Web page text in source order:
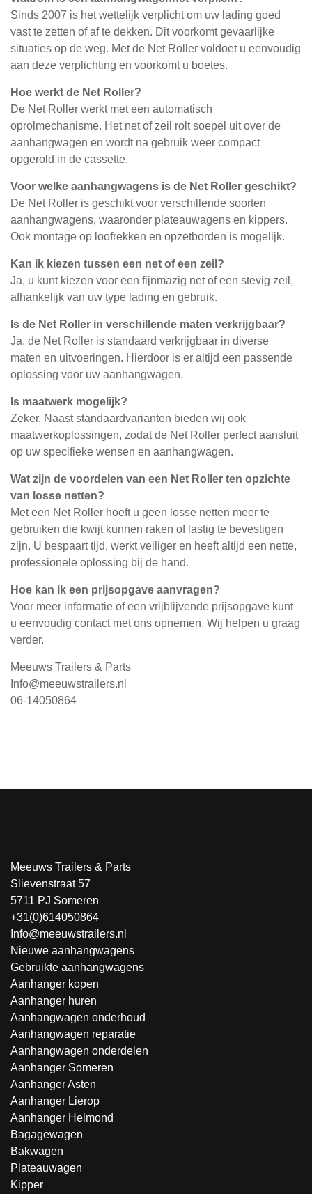
Sinds 2007 is het wettelijk verplicht om uw lading goed
vast te zetten of af te dekken. Dit voorkomt gevaarlijke
situaties op de weg. Met de Net Roller voldoet u eenvoudig
aan deze verplichting en voorkomt u boetes.
Hoe werkt de Net Roller?
De Net Roller werkt met een automatisch
oprolmechanisme. Het net of zeil rolt soepel uit over de
aanhangwagen en wordt na gebruik weer compact
opgerold in de cassette.
Voor welke aanhangwagens is de Net Roller geschikt?
De Net Roller is geschikt voor verschillende soorten
aanhangwagens, waaronder plateauwagens en kippers.
Ook montage op loofrekken en opzetborden is mogelijk.
Kan ik kiezen tussen een net of een zeil?
Ja, u kunt kiezen voor een fijnmazig net of een stevig zeil,
afhankelijk van uw type lading en gebruik.
Is de Net Roller in verschillende maten verkrijgbaar?
Ja, de Net Roller is standaard verkrijgbaar in diverse
maten en uitvoeringen. Hierdoor is er altijd een passende
oplossing voor uw aanhangwagen.
Is maatwerk mogelijk?
Zeker. Naast standaardvarianten bieden wij ook
maatwerkoplossingen, zodat de Net Roller perfect aansluit
op uw specifieke wensen en aanhangwagen.
Wat zijn de voordelen van een Net Roller ten opzichte
van losse netten?
Met een Net Roller hoeft u geen losse netten meer te
gebruiken die kwijt kunnen raken of lastig te bevestigen
zijn. U bespaart tijd, werkt veiliger en heeft altijd een nette,
professionele oplossing bij de hand.
Hoe kan ik een prijsopgave aanvragen?
Voor meer informatie of een vrijblijvende prijsopgave kunt
u eenvoudig contact met ons opnemen. Wij helpen u graag
verder.
Meeuws Trailers & Parts
Info@meeuwstrailers.nl
06-14050864
Meeuws Trailers & Parts
Slievenstraat 57
5711 PJ Someren
+31(0)614050864
Info@meeuwstrailers.nl
Nieuwe aanhangwagens
Gebruikte aanhangwagens
Aanhanger kopen
Aanhanger huren
Aanhangwagen onderhoud
Aanhangwagen reparatie
Aanhangwagen onderdelen
Aanhanger Someren
Aanhanger Asten
Aanhanger Lierop
Aanhanger Helmond
Bagagewagen
Bakwagen
Plateauwagen
Kipper